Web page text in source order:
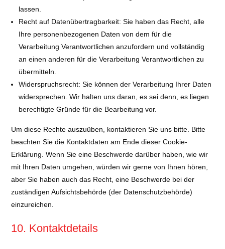
lassen.
Recht auf Datenübertragbarkeit: Sie haben das Recht, alle
Ihre personenbezogenen Daten von dem für die
Verarbeitung Verantwortlichen anzufordern und vollständig
an einen anderen für die Verarbeitung Verantwortlichen zu
übermitteln.
Widerspruchsrecht: Sie können der Verarbeitung Ihrer Daten
widersprechen. Wir halten uns daran, es sei denn, es liegen
berechtigte Gründe für die Bearbeitung vor.
Um diese Rechte auszuüben, kontaktieren Sie uns bitte. Bitte
beachten Sie die Kontaktdaten am Ende dieser Cookie-
Erklärung. Wenn Sie eine Beschwerde darüber haben, wie wir
mit Ihren Daten umgehen, würden wir gerne von Ihnen hören,
aber Sie haben auch das Recht, eine Beschwerde bei der
zuständigen Aufsichtsbehörde (der Datenschutzbehörde)
einzureichen.
10. Kontaktdetails